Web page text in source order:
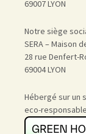
69007 LYON
Notre siège
SERA – Maison
28 rue Denfert-
69004 LYON
Hébergé sur un
eco-